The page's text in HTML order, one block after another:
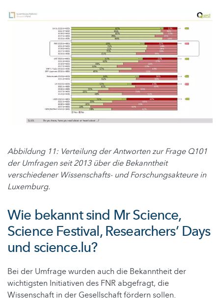
Abbildung 11: Verteilung der Antworten zur Frage Q101
der Umfragen seit 2013 über die Bekanntheit
verschiedener Wissenschafts- und Forschungsakteure in
Luxemburg.
Wie bekannt sind Mr Science,
Science Festival, Researchers’ Days
und science.lu?
Bei der Umfrage wurden auch die Bekanntheit der
wichtigsten Initiativen des FNR abgefragt, die
Wissenschaft in der Gesellschaft fördern sollen.